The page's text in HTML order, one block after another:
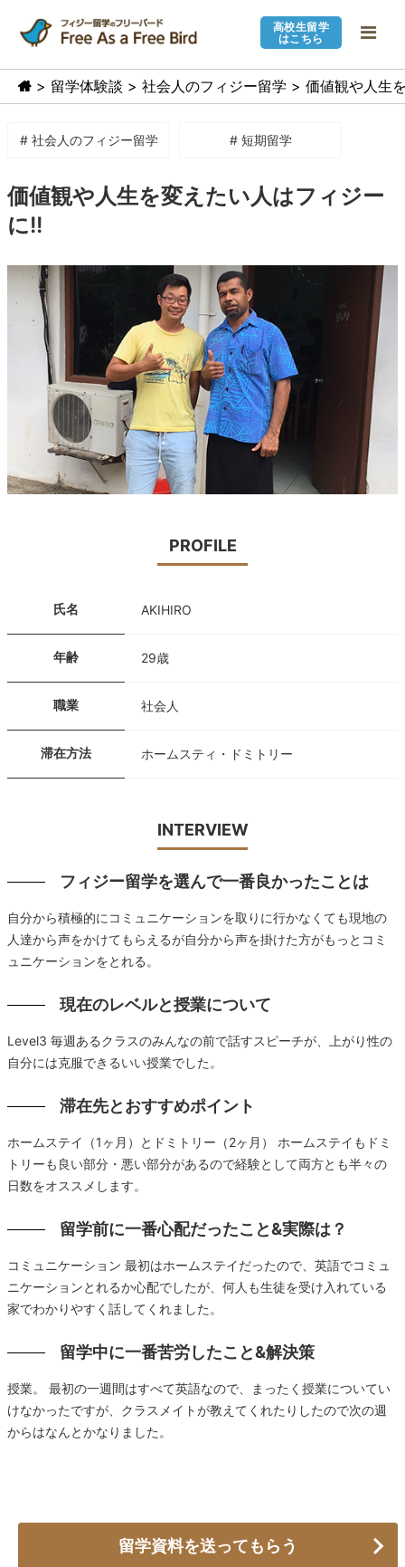
高校生留学
はこちら
> 留学体験談 > 社会人のフィジー留学 > 価値観や人生
# 社会人のフィジー留学 # 短期留学
価値観や人生を変えたい人はフィジー
に!!
PROFILE
氏名 AKIHIRO
年齢 29歳
職業 社会人
滞在方法 ホームスティ・ドミトリー
INTERVIEW
フィジー留学を選んで一番良かったことは
自分から積極的にコミュニケーションを取りに行かなくても現地の
人達から声をかけてもらえるが自分から声を掛けた方がもっとコミ
ュニケーションをとれる。
現在のレベルと授業について
Level3 毎週あるクラスのみんなの前で話すスピーチが、上がり性の
自分には克服できるいい授業でした。
滞在先とおすすめポイント
ホームステイ（1ヶ月）とドミトリー（2ヶ月） ホームステイもドミ
トリーも良い部分・悪い部分があるので経験として両方とも半々の
日数をオススメします。
留学前に一番心配だったこと&実際は？
コミュニケーション 最初はホームステイだったので、英語でコミュ
ニケーションとれるか心配でしたが、何人も生徒を受け入れている
家でわかりやすく話してくれました。
留学中に一番苦労したこと&解決策
授業。 最初の一週間はすべて英語なので、まったく授業についてい
けなかったですが、クラスメイトが教えてくれたりしたので次の週
からはなんとかなりました。
留学資料を送ってもらう